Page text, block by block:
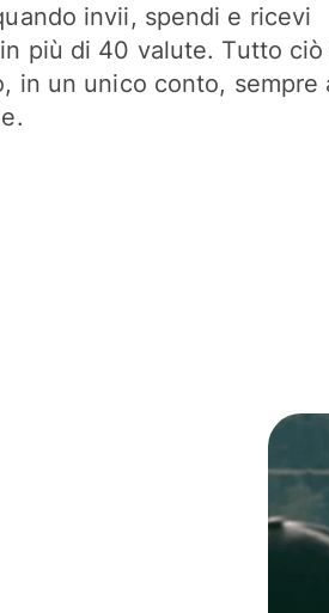
invii, spendi e ricevi
più di 40 valute. Tutto ciò
in un unico conto, sempre